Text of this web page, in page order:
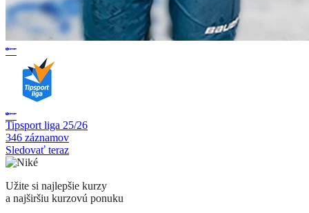
Tipsport liga 25/26
346 záznamov
Sledovať teraz
Užite si najlepšie kurzy
a najširšiu kurzovú ponuku